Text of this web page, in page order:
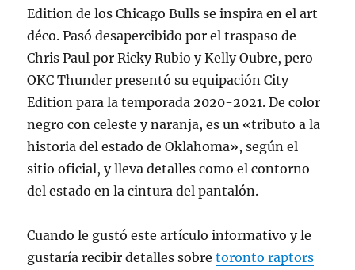
Edition de los Chicago Bulls se inspira en el art
déco. Pasó desapercibido por el traspaso de
Chris Paul por Ricky Rubio y Kelly Oubre, pero
OKC Thunder presentó su equipación City
Edition para la temporada 2020-2021. De color
negro con celeste y naranja, es un «tributo a la
historia del estado de Oklahoma», según el
sitio oficial, y lleva detalles como el contorno
del estado en la cintura del pantalón.
Cuando le gustó este artículo informativo y le
gustaría recibir detalles sobretoronto raptors